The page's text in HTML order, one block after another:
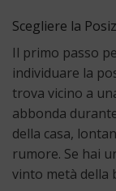
Scegliere la
Il primo passo
individuare la
trova vicino a
abbonda
della casa,
rumore. Se hai
vinto metà della